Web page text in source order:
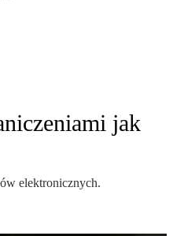
jak
elektronicznych.